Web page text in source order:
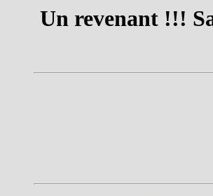
Un revenant !!!